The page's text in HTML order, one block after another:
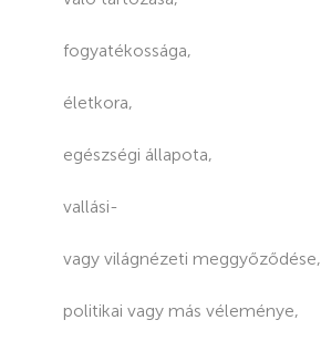
fogyatékossága,
életkora,
egészségi állapota,
vallási-
vagy világnézeti meggyőződése,
politikai vagy más véleménye,